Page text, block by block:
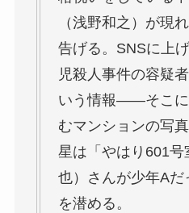
（浅野和之）が現
告げる。SNSに上
児殺人事件の容疑
いう情報――そこに
むマンションの写
星は「やはり601
也）さんが少年A
を潜める。